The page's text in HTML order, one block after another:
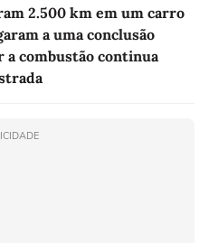
2.500 km em um carro
a uma conclusão
combustão continua